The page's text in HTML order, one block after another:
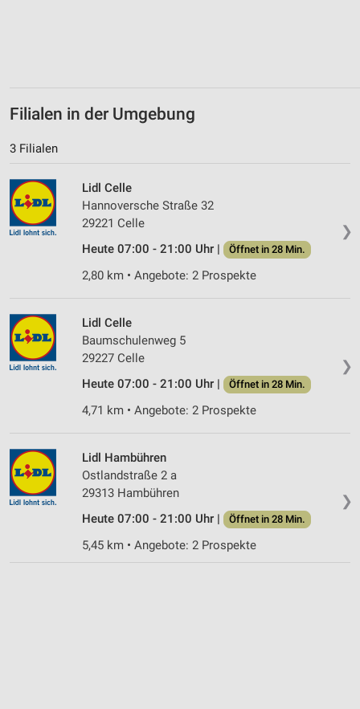
Filialen in der Umgebung
3 Filialen
❯
Lidl Celle
Hannoversche Straße 32
29221 Celle
Heute 07:00 - 21:00 Uhr |
Öffnet in 28 Min.
2,80 km • Angebote: 2 Prospekte
❯
Lidl Celle
Baumschulenweg 5
29227 Celle
Heute 07:00 - 21:00 Uhr |
Öffnet in 28 Min.
4,71 km • Angebote: 2 Prospekte
❯
Lidl Hambühren
Ostlandstraße 2 a
29313 Hambühren
Heute 07:00 - 21:00 Uhr |
Öffnet in 28 Min.
5,45 km • Angebote: 2 Prospekte